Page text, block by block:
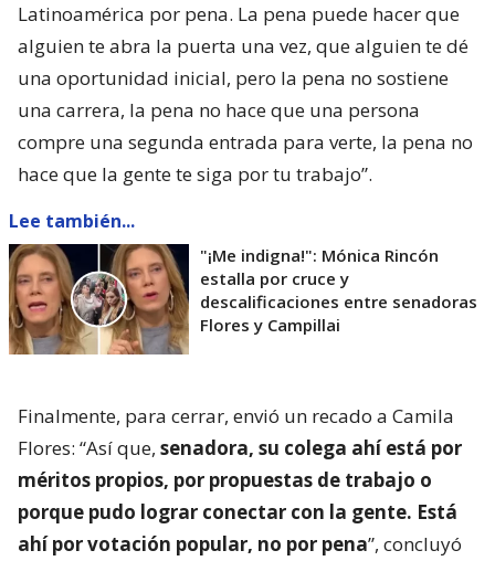
Latinoamérica por pena. La pena puede hacer que
alguien te abra la puerta una vez, que alguien te dé
una oportunidad inicial, pero la pena no sostiene
una carrera, la pena no hace que una persona
compre una segunda entrada para verte, la pena no
hace que la gente te siga por tu trabajo”.
Lee también...
"¡Me indigna!": Mónica Rincón
estalla por cruce y
descalificaciones entre senadoras
Flores y Campillai
Finalmente, para cerrar, envió un recado a Camila
Flores: “Así que, senadora, su colega ahí está por
méritos propios, por propuestas de trabajo o
porque pudo lograr conectar con la gente. Está
ahí por votación popular, no por pena”, concluyó